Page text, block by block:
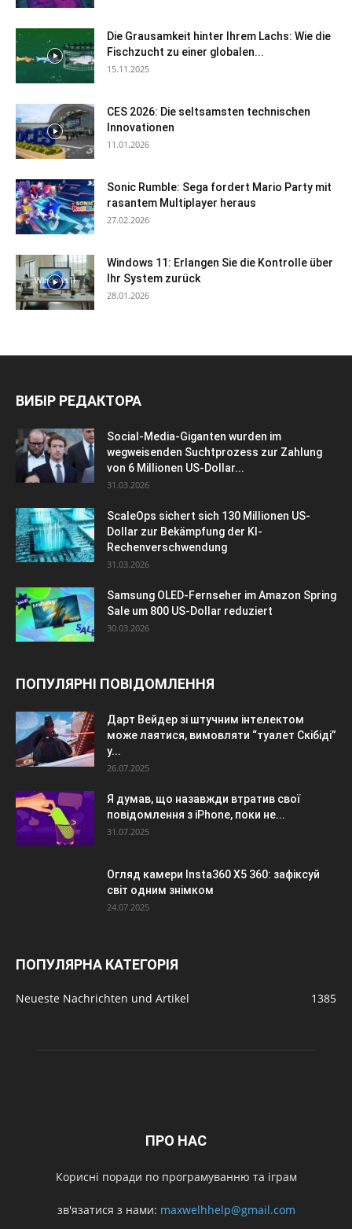
Die Grausamkeit hinter Ihrem Lachs: Wie die
Fischzucht zu einer globalen...
15.11.2025
CES 2026: Die seltsamsten technischen
Innovationen
11.01.2026
Sonic Rumble: Sega fordert Mario Party mit
rasantem Multiplayer heraus
27.02.2026
Windows 11: Erlangen Sie die Kontrolle über
Ihr System zurück
28.01.2026
ВИБІР РЕДАКТОРА
Social-Media-Giganten wurden im
wegweisenden Suchtprozess zur Zahlung
von 6 Millionen US-Dollar...
31.03.2026
ScaleOps sichert sich 130 Millionen US-
Dollar zur Bekämpfung der KI-
Rechenverschwendung
31.03.2026
Samsung OLED-Fernseher im Amazon Spring
Sale um 800 US-Dollar reduziert
30.03.2026
ПОПУЛЯРНІ ПОВІДОМЛЕННЯ
Дарт Вейдер зі штучним інтелектом
може лаятися, вимовляти “туалет Скібіді”
у...
26.07.2025
Я думав, що назавжди втратив свої
повідомлення з iPhone, поки не...
31.07.2025
Огляд камери Insta360 X5 360: зафіксуй
світ одним знімком
24.07.2025
ПОПУЛЯРНА КАТЕГОРІЯ
Neueste Nachrichten und Artikel 1385
ПРО НАС
Корисні поради по програмуванню та іграм
зв'язатися з нами: maxwelhhelp@gmail.com